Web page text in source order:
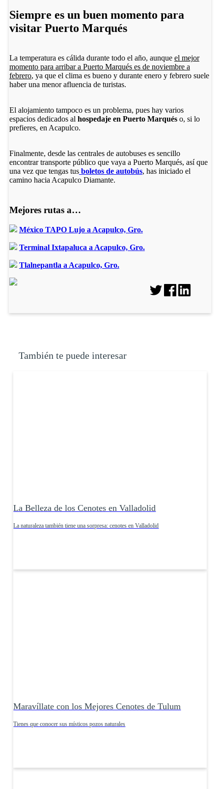
Siempre es un buen momento para
visitar Puerto Marqués
La temperatura es cálida durante todo el año, aunque el mejor
momento para arribar a Puerto Marqués es de noviembre a
febrero, ya que el clima es bueno y durante enero y febrero suele
haber una menor afluencia de turistas.
El alojamiento tampoco es un problema, pues hay varios
espacios dedicados al hospedaje en Puerto Marquéso, si lo
prefieres, en Acapulco.
Finalmente, desde las centrales de autobuses es sencillo
encontrar transporte público que vaya a Puerto Marqués, así que
una vez que tengas tusboletos de autobús, has iniciado el
camino hacia Acapulco Diamante.
Mejores rutas a…
México TAPO Lujo a Acapulco, Gro.
Terminal Ixtapaluca a Acapulco, Gro.
Tlalnepantla a Acapulco, Gro.
También te puede interesar
La Belleza de los Cenotes en Valladolid
La naturaleza también tiene una sorpresa: cenotes en Valladolid
Maravíllate con los Mejores Cenotes de Tulum
Tienes que conocer sus místicos pozos naturales